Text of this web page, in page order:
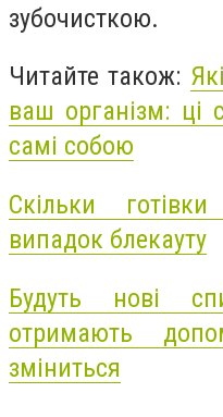
зубочисткою.
Читайте також:
ваш організм: ці
самі собою
Скільки
випадок блекауту
Будуть нові
отримають
зміниться